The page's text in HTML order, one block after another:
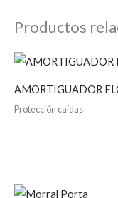
Productos
AMORTIGUADOR
Protección caídas